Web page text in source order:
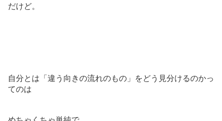
だけど。
自分とは「違う向きの流れのもの」をどう見分けるのかっ
てのは